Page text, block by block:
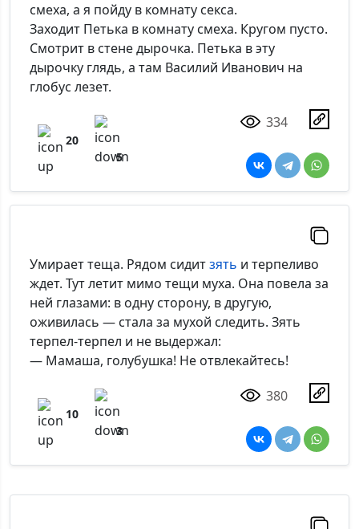
смеха, а я пойду в комнату секса.
Заходит Петька в комнату смеха. Кругом пусто.
Смотрит в стене дырочка. Петька в эту
дырочку глядь, а там Василий Иванович на
глобус лезет.
20
5
334
Умирает теща. Рядом сидитзять и терпеливо
ждет. Тут летит мимо тещи муха. Она повела за
ней глазами: в одну сторону, в другую,
оживилась — стала за мухой следить. Зять
терпел-терпел и не выдержал:
— Мамаша, голубушка! Не отвлекайтесь!
10
3
380